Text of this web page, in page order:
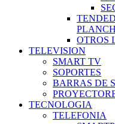
OTROS
TELEVISION
SMART TV
SOPORTES
BARRAS DE
TECNOLOGIA
TELEFONIA